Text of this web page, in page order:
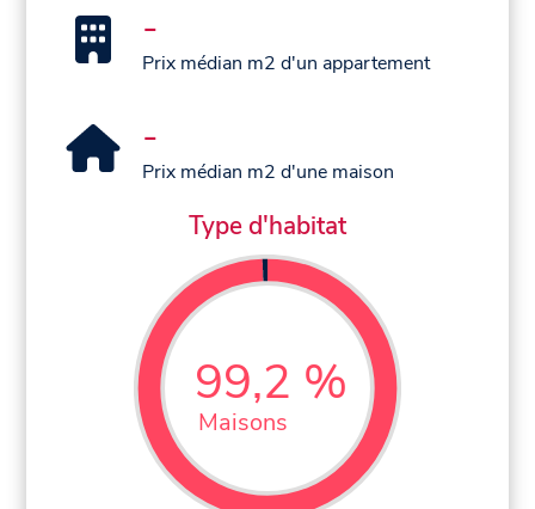
-
Prix médian m2 d'un appartement
-
Prix médian m2 d'une maison
Type d'habitat
99,2 %
Maisons